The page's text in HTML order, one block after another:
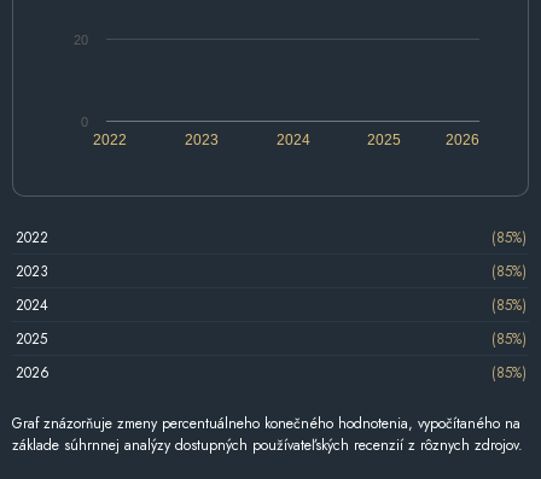
2022 2024 2026
2023 2025
0
20
2022
(85%)
2023
(85%)
2024
(85%)
2025
(85%)
2026
(85%)
Graf znázorňuje zmeny percentuálneho konečného hodnotenia, vypočítaného na
základe súhrnnej analýzy dostupných používateľských recenzií z rôznych zdrojov.